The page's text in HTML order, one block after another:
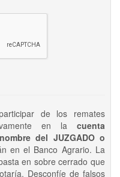
de los remates
en la cuenta
del JUZGADO o
en el Banco Agrario. La
en sobre cerrado que
Desconfíe de falsos